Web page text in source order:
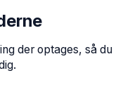
der optages, så du